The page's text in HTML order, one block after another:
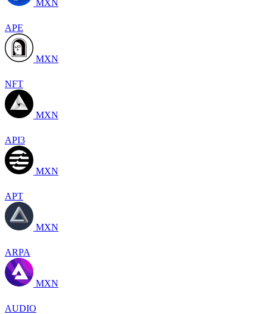
MXN
APE
MXN
NFT
MXN
API3
MXN
APT
MXN
ARPA
MXN
AUDIO